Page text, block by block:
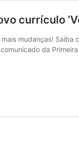
currículo
mudanças! Saiba
da